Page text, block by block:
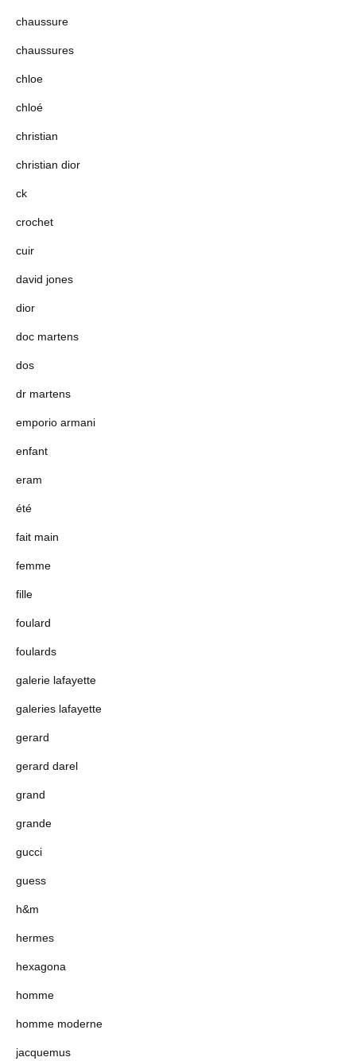
chaussure
chaussures
chloe
chloé
christian
christian dior
ck
crochet
cuir
david jones
dior
doc martens
dos
dr martens
emporio armani
enfant
eram
été
fait main
femme
fille
foulard
foulards
galerie lafayette
galeries lafayette
gerard
gerard darel
grand
grande
gucci
guess
h&m
hermes
hexagona
homme
homme moderne
jacquemus